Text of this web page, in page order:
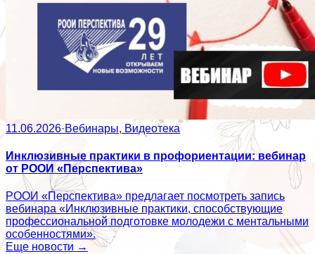
11.06.2026·Вебинары, Видеотека
Инклюзивные практики в профориентации: вебинар
от РООИ «Перспектива»
РООИ «Перспектива» предлагает посмотреть запись
вебинара «Инклюзивные практики, способствующие
профессиональной подготовке молодежи с ментальными
особенностями».
Еще новости →